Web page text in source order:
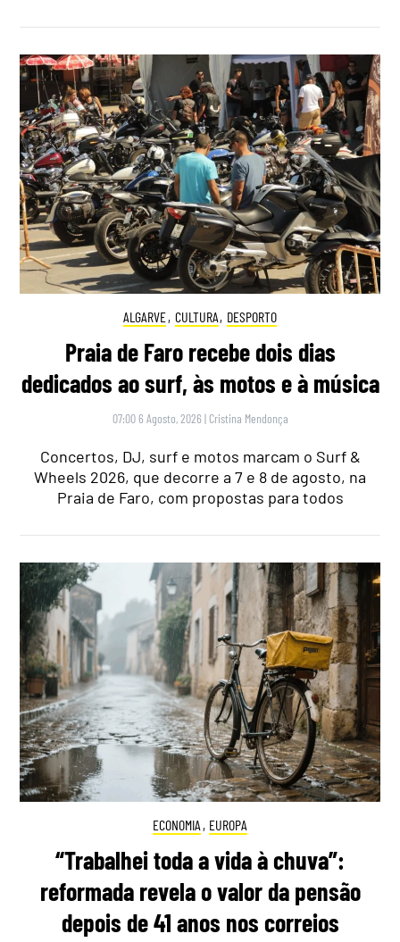
ALGARVE, CULTURA, DESPORTO
Praia de Faro recebe dois dias
dedicados ao surf, às motos e à música
07:00 6 Agosto, 2026 | Cristina Mendonça
Concertos, DJ, surf e motos marcam o Surf &
Wheels 2026, que decorre a 7 e 8 de agosto, na
Praia de Faro, com propostas para todos
ECONOMIA , EUROPA
“Trabalhei toda a vida à chuva”:
reformada revela o valor da pensão
depois de 41 anos nos correios